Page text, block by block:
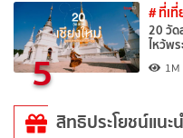
5
# ที่เ
20 วัด
ไหว้พร
1M
สิทธิประโยชน์แนะ